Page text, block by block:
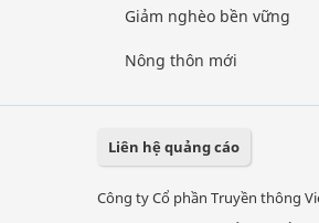
Giảm nghèo bền vững
Nông thôn mới
Liên hệ quảng cáo
Công ty Cổ phần Truyền thông